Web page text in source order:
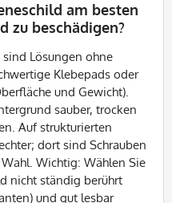
am besten
zu beschädigen?
Lösungen ohne
Klebepads oder
und Gewicht).
sauber, trocken
Auf strukturierten
dort sind Schrauben
Wichtig: Wählen Sie
nicht ständig berührt
und gut lesbar